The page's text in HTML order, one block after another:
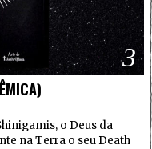
3
o Deus da
na Terra o seu Death